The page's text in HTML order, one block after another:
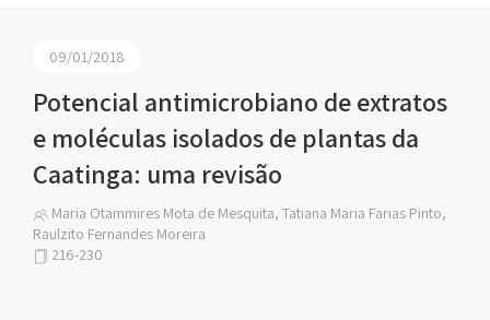
09/01/2018
Potencial antimicrobiano de extratos
e moléculas isolados de plantas da
Caatinga: uma revisão
Maria Otammires Mota de Mesquita, Tatiana Maria Farias Pinto,
Raulzito Fernandes Moreira
216-230